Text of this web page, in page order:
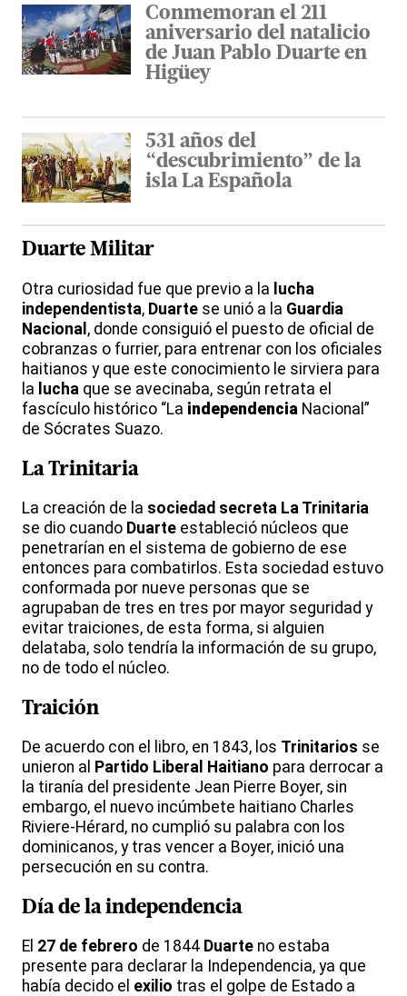
Conmemoran el 211
aniversario del natalicio
de Juan Pablo Duarte en
Higüey
531 años del
“descubrimiento” de la
isla La Española
Duarte Militar
Otra curiosidad fue que previo a la lucha
independentista, Duarte se unió a la Guardia
Nacional , donde consiguió el puesto de oficial de
cobranzas o furrier, para entrenar con los oficiales
haitianos y que este conocimiento le sirviera para
la lucha que se avecinaba, según retrata el
fascículo histórico “La independencia Nacional”
de Sócrates Suazo.
La Trinitaria
La creación de la sociedad secreta La Trinitaria
se dio cuando Duarte estableció núcleos que
penetrarían en el sistema de gobierno de ese
entonces para combatirlos. Esta sociedad estuvo
conformada por nueve personas que se
agrupaban de tres en tres por mayor seguridad y
evitar traiciones, de esta forma, si alguien
delataba, solo tendría la información de su grupo,
no de todo el núcleo.
Traición
De acuerdo con el libro, en 1843, los Trinitarios se
unieron al Partido Liberal Haitiano para derrocar a
la tiranía del presidente Jean Pierre Boyer, sin
embargo, el nuevo incúmbete haitiano Charles
Riviere-Hérard, no cumplió su palabra con los
dominicanos, y tras vencer a Boyer, inició una
persecución en su contra.
Día de laindependencia
El 27 de febrero de 1844 Duarte no estaba
presente para declarar la Independencia, ya que
había decido el exilio tras el golpe de Estado a